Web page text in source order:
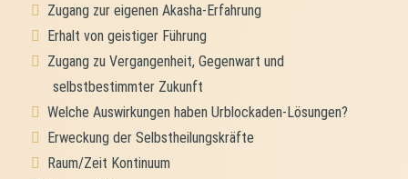
Zugang zur eigenen Akasha-Erfahrung
Erhalt von geistiger Führung
Zugang zu Vergangenheit, Gegenwart und
selbstbestimmter Zukunft
Welche Auswirkungen haben Urblockaden-Lösungen?
Erweckung der Selbstheilungskräfte
Raum/Zeit Kontinuum